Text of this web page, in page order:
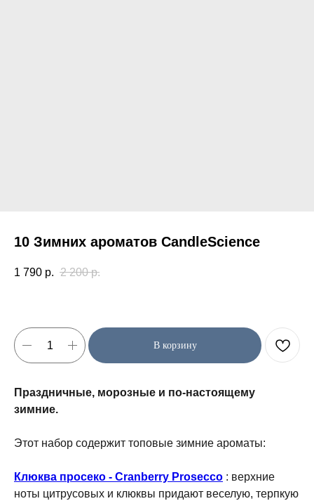
10 Зимних ароматов CandleScience
1 790 р. 2 200 р.
В корзину
Праздничные, морозные и по-настоящему
зимние.
Этот набор содержит топовые зимние ароматы:
Клюква просеко - Cranberry Prosecco : верхние
ноты цитрусовых и клюквы придают веселую, терпкую